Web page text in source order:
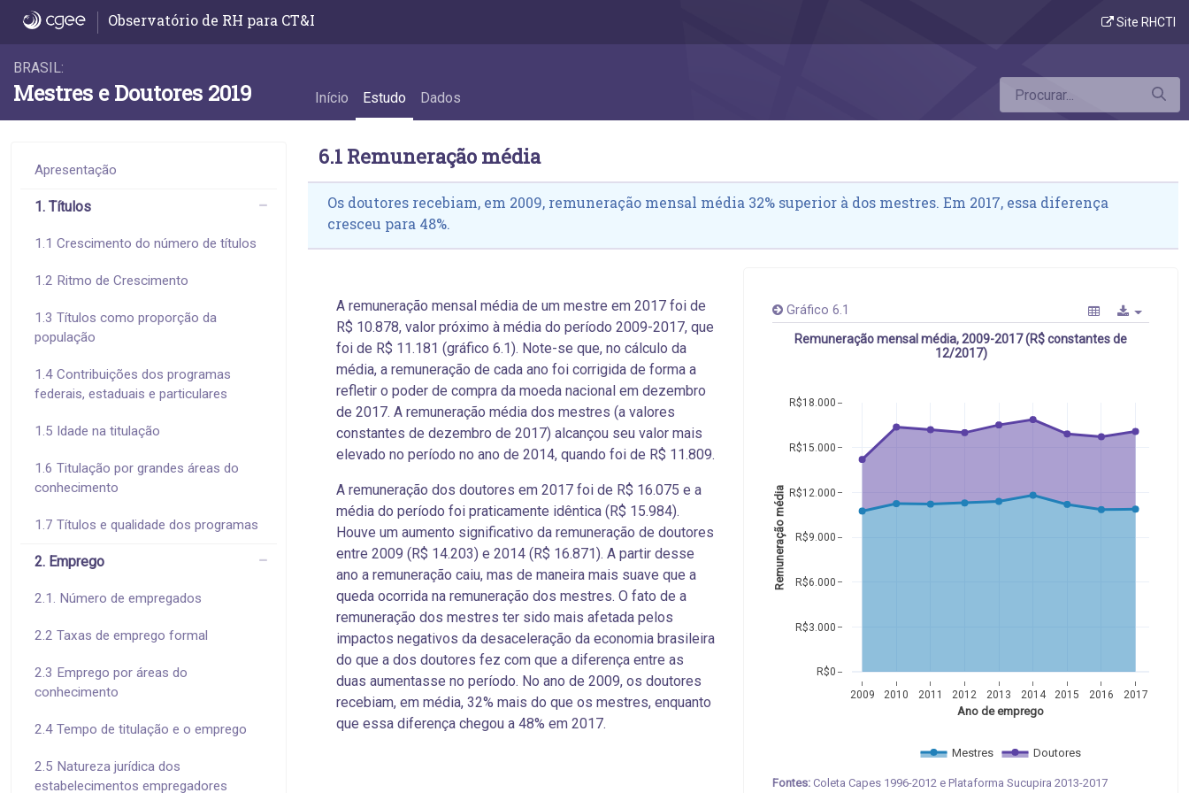
6.1 Remuneração média - 6.1 Remuneração média
Observatório de RH para CT&I Site RHCTI
BRASIL:
Mestres e Doutores 2019 Início Estudo Dados
Apresentação
1. Títulos
1.1 Crescimento do número de títulos
1.2 Ritmo de Crescimento
1.3 Títulos como proporção da
população
1.4 Contribuições dos programas
federais, estaduais e particulares
1.5 Idade na titulação
1.6 Titulação por grandes áreas do
conhecimento
1.7 Títulos e qualidade dos programas
2. Emprego
2.1. Número de empregados
2.2 Taxas de emprego formal
2.3 Emprego por áreas do
conhecimento
2.4 Tempo de titulação e o emprego
2.5 Natureza jurídica dos
estabelecimentos empregadores
6.1 Remuneração média
Os doutores recebiam, em 2009, remuneração mensal média 32% superior à dos mestres. Em 2017, essa diferença
cresceu para 48%.
A remuneração mensal média de um mestre em 2017 foi de
R$ 10.878, valor próximo à média do período 2009-2017, que
foi de R$ 11.181 (gráfico 6.1). Note-se que, no cálculo da
média, a remuneração de cada ano foi corrigida de forma a
refletir o poder de compra da moeda nacional em dezembro
de 2017. A remuneração média dos mestres (a valores
constantes de dezembro de 2017) alcançou seu valor mais
elevado no período no ano de 2014, quando foi de R$ 11.809.
A remuneração dos doutores em 2017 foi de R$ 16.075 e a
média do período foi praticamente idêntica (R$ 15.984).
Houve um aumento significativo da remuneração de doutores
entre 2009 (R$ 14.203) e 2014 (R$ 16.871). A partir desse
ano a remuneração caiu, mas de maneira mais suave que a
queda ocorrida na remuneração dos mestres. O fato de a
remuneração dos mestres ter sido mais afetada pelos
impactos negativos da desaceleração da economia brasileira
do que a dos doutores fez com que a diferença entre as
duas aumentasse no período. No ano de 2009, os doutores
recebiam, em média, 32% mais do que os mestres, enquanto
que essa diferença chegou a 48% em 2017.
Gráfico 6.1
Remuneração mensal média, 2009-2017 (R$ constantes de
12/2017)
2009 2010 2011 2012 2013 2014 2015 2016 2017
R$0
R$3.000
R$6.000
R$9.000
R$12.000
R$15.000
R$18.000
Mestres Doutores
Ano de emprego
Remuneração média
Fontes: Coleta Capes 1996-2012 e Plataforma Sucupira 2013-2017